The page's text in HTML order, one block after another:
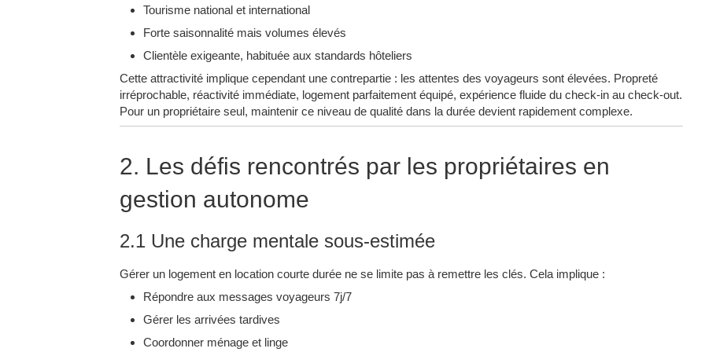
Tourisme national et international
Forte saisonnalité mais volumes élevés
Clientèle exigeante, habituée aux standards hôteliers
Cette attractivité implique cependant une contrepartie : les attentes des voyageurs sont élevées. Propreté
irréprochable, réactivité immédiate, logement parfaitement équipé, expérience fluide du check-in au check-out.
Pour un propriétaire seul, maintenir ce niveau de qualité dans la durée devient rapidement complexe.
2. Les défis rencontrés par les propriétaires en
gestion autonome
2.1 Une charge mentale sous-estimée
Gérer un logement en location courte durée ne se limite pas à remettre les clés. Cela implique :
Répondre aux messages voyageurs 7j/7
Gérer les arrivées tardives
Coordonner ménage et linge